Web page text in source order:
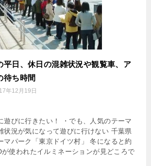
平日、休日の混雑状況や観覧車、ア
待ち時間
年12月19日
遊びに行きたい！ ・でも、人気のテーマ
状況が気になって遊びに行けない 千葉県
マパーク「東京ドイツ村」 冬になると約
使われたイルミネーションが見どころで